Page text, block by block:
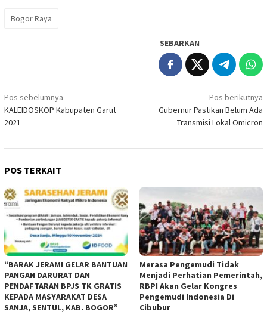
Bogor Raya
SEBARKAN
Navigasi
pos
Pos sebelumnya
KALEIDOSKOP Kabupaten Garut
2021
Pos berikutnya
Gubernur Pastikan Belum Ada
Transmisi Lokal Omicron
POS TERKAIT
“BARAK JERAMI GELAR BANTUAN
PANGAN DARURAT DAN
PENDAFTARAN BPJS TK GRATIS
KEPADA MASYARAKAT DESA
SANJA, SENTUL, KAB. BOGOR”
Merasa Pengemudi Tidak
Menjadi Perhatian Pemerintah,
RBPI Akan Gelar Kongres
Pengemudi Indonesia Di
Cibubur